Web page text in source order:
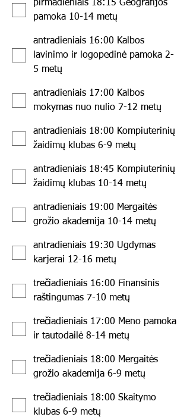
pirmadieniais 18:15 Geografijos
pamoka 10-14 metų
antradieniais 16:00 Kalbos
lavinimo ir logopedinė pamoka 2-
5 metų
antradieniais 17:00 Kalbos
mokymas nuo nulio 7-12 metų
antradieniais 18:00 Kompiuterinių
žaidimų klubas 6-9 metų
antradieniais 18:45 Kompiuterinių
žaidimų klubas 10-14 metų
antradieniais 19:00 Mergaitės
grožio akademija 10-14 metų
antradieniais 19:30 Ugdymas
karjerai 12-16 metų
trečiadieniais 16:00 Finansinis
raštingumas 7-10 metų
trečiadieniais 17:00 Meno pamoka
ir tautodailė 8-14 metų
trečiadieniais 18:00 Mergaitės
grožio akademija 6-9 metų
trečiadieniais 18:00 Skaitymo
klubas 6-9 metų